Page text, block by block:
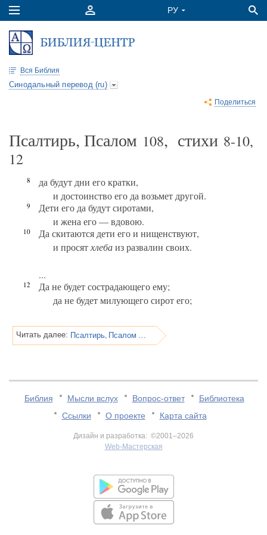
Вся Библия
Синодальный перевод (ru)
Поделиться
Псалтирь, Псалом 108, стихи 8-10,
12
8
да будут дни его кратки,
и достоинство его да возьмет другой.
9
Дети его да будут сиротами,
и жена его — вдовою.
10
Да скитаются дети его и нищенствуют,
и просятхлебаиз развалин своих.
...
12
Да не будет сострадающего ему;
да не будет милующего сирот его;
Читать далее: Псалтирь, Псалом 108
Библия Мысли вслух Вопрос-ответ
Библиотека
Ссылки
О проекте Карта сайта
Дизайн и разработка: ©2001–2026
Web-Мастерская